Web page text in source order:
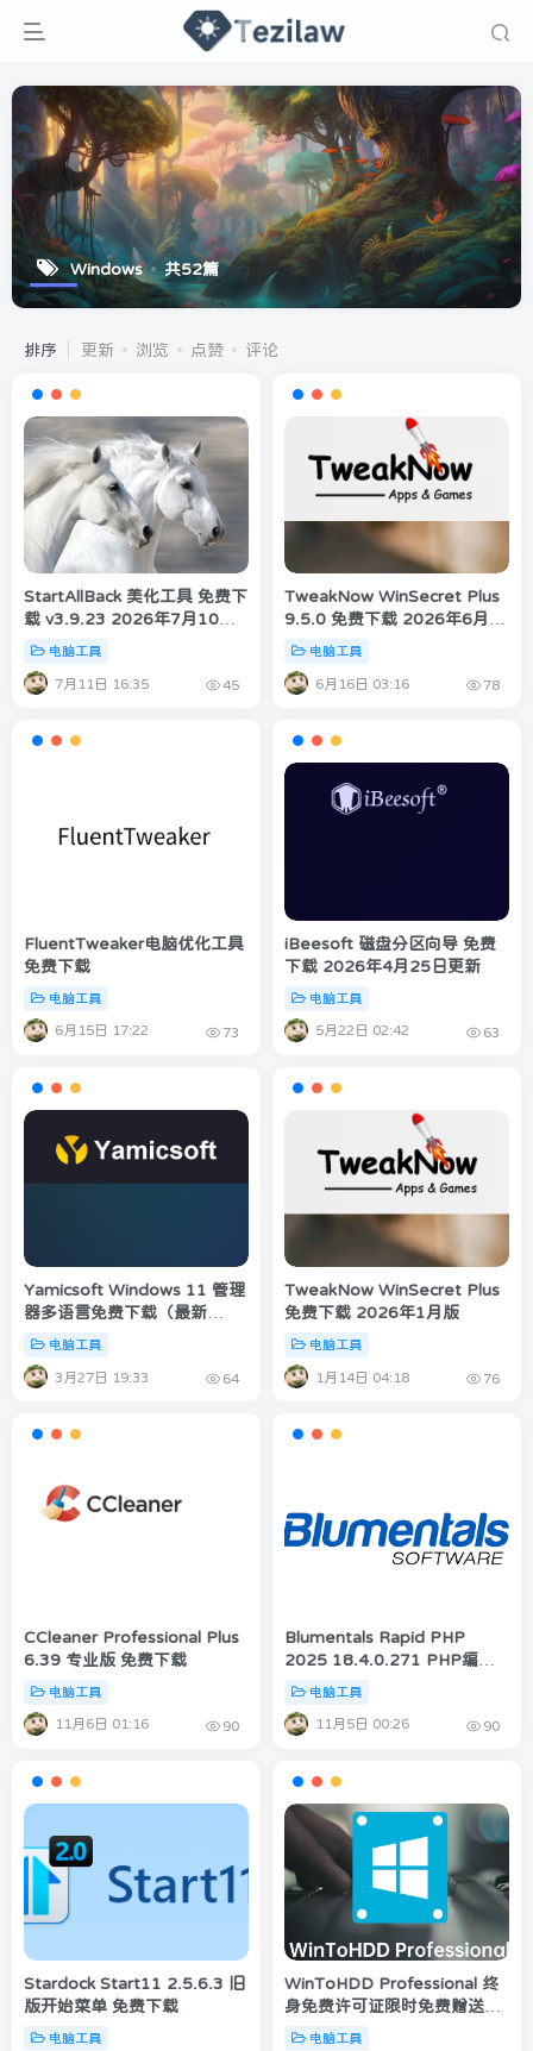
Windows 共52篇
排序 更新 浏览 点赞 评论
StartAllBack 美化工具 免费下
载 v3.9.23 2026年7月10日
更新
电脑工具
7月11日 16:35 45
TweakNow WinSecret Plus
9.5.0 免费下载 2026年6月
15日更新
电脑工具
6月16日 03:16 78
FluentTweaker电脑优化工具
免费下载
电脑工具
6月15日 17:22 73
iBeesoft 磁盘分区向导 免费
下载 2026年4月25日更新
电脑工具
5月22日 02:42 63
Yamicsoft Windows 11 管理
器多语言免费下载（最新
2026 3月版）
电脑工具
3月27日 19:33 64
TweakNow WinSecret Plus
免费下载 2026年1月版
电脑工具
1月14日 04:18 76
CCleaner Professional Plus
6.39 专业版 免费下载
电脑工具
11月6日 01:16 90
Blumentals Rapid PHP
2025 18.4.0.271 PHP编辑
电脑工具
11月5日 00:26 90
Stardock Start11 2.5.6.3 旧
版开始菜单 免费下载
电脑工具
WinToHDD Professional 终
身免费许可证限时免费赠送与
激活
电脑工具